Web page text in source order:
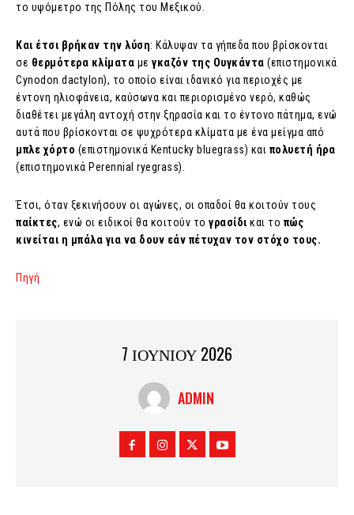
το υψόμετρο της Πόλης του Μεξικού.
Και έτσι βρήκαν την λύση: Κάλυψαν τα γήπεδα που βρίσκονται
σε θερμότερα κλίματα με γκαζόν της Ουγκάντα (επιστημονικά
Cynodon dactylon), το οποίο είναι ιδανικό για περιοχές με
έντονη ηλιοφάνεια, καύσωνα και περιορισμένο νερό, καθώς
διαθέτει μεγάλη αντοχή στην ξηρασία και το έντονο πάτημα, ενώ
αυτά που βρίσκονται σε ψυχρότερα κλίματα με ένα μείγμα από
μπλε χόρτο (επιστημονικά Kentucky bluegrass) και πολυετή ήρα
(επιστημονικά Perennial ryegrass).
Έτσι, όταν ξεκινήσουν οι αγώνες, οι οπαδοί θα κοιτούν τους
παίκτες, ενώ οι ειδικοί θα κοιτούν το γρασίδι και το πώς
κινείται η μπάλα για να δουν εάν πέτυχαν τον στόχο τους.
Πηγή
7 ΙΟΥΝΙΟΥ 2026
ADMIN